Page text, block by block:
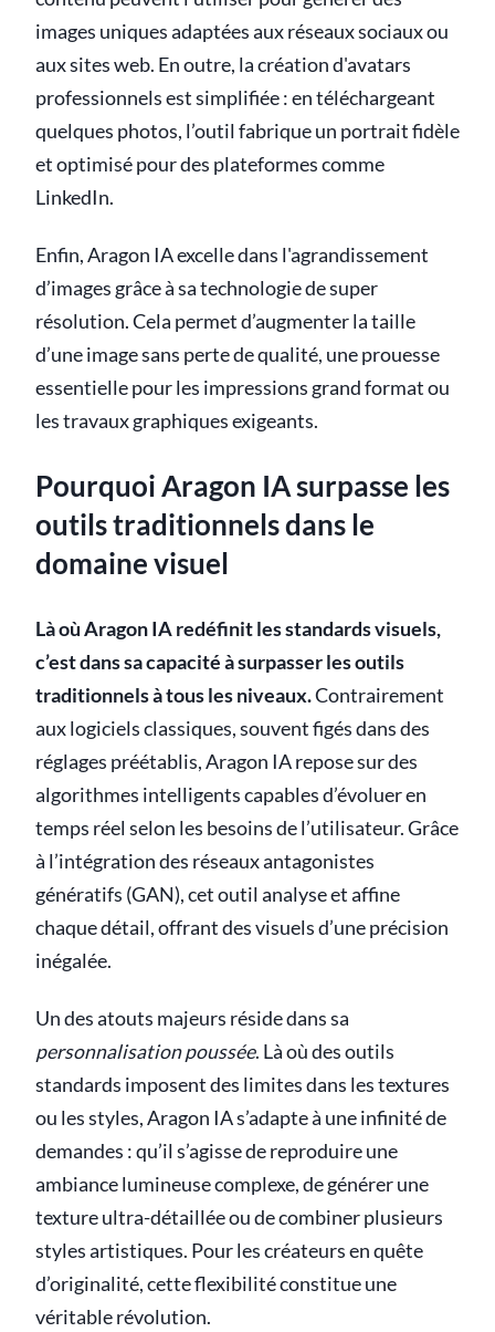
images uniques adaptées aux réseaux sociaux ou
aux sites web. En outre, la création d'avatars
professionnels est simplifiée : en téléchargeant
quelques photos, l’outil fabrique un portrait fidèle
et optimisé pour des plateformes comme
LinkedIn.
Enfin, Aragon IA excelle dans l'agrandissement
d’images grâce à sa technologie de super
résolution. Cela permet d’augmenter la taille
d’une image sans perte de qualité, une prouesse
essentielle pour les impressions grand format ou
les travaux graphiques exigeants.
Pourquoi Aragon IA surpasse les
outils traditionnels dans le
domaine visuel
Là où Aragon IA redéfinit les standards visuels,
c’est dans sa capacité à surpasser les outils
traditionnels à tous les niveaux.Contrairement
aux logiciels classiques, souvent figés dans des
réglages préétablis, Aragon IA repose sur des
algorithmes intelligents capables d’évoluer en
temps réel selon les besoins de l’utilisateur. Grâce
à l’intégration des réseaux antagonistes
génératifs (GAN), cet outil analyse et affine
chaque détail, offrant des visuels d’une précision
inégalée.
Un des atouts majeurs réside dans sa
personnalisation poussée. Là où des outils
standards imposent des limites dans les textures
ou les styles, Aragon IA s’adapte à une infinité de
demandes : qu’il s’agisse de reproduire une
ambiance lumineuse complexe, de générer une
texture ultra-détaillée ou de combiner plusieurs
styles artistiques. Pour les créateurs en quête
d’originalité, cette flexibilité constitue une
véritable révolution.